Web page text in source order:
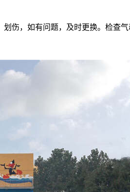
伤，如有问题，及时更换。检查